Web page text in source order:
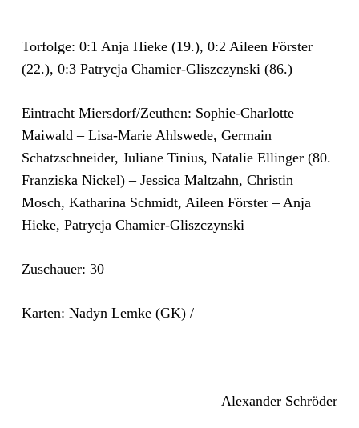
Torfolge: 0:1 Anja Hieke (19.), 0:2 Aileen Förster
(22.), 0:3 Patrycja Chamier-Gliszczynski (86.)
Eintracht Miersdorf/Zeuthen: Sophie-Charlotte
Maiwald – Lisa-Marie Ahlswede, Germain
Schatzschneider, Juliane Tinius, Natalie Ellinger (80.
Franziska Nickel) – Jessica Maltzahn, Christin
Mosch, Katharina Schmidt, Aileen Förster – Anja
Hieke, Patrycja Chamier-Gliszczynski
Zuschauer: 30
Karten: Nadyn Lemke (GK) / –
Alexander Schröder